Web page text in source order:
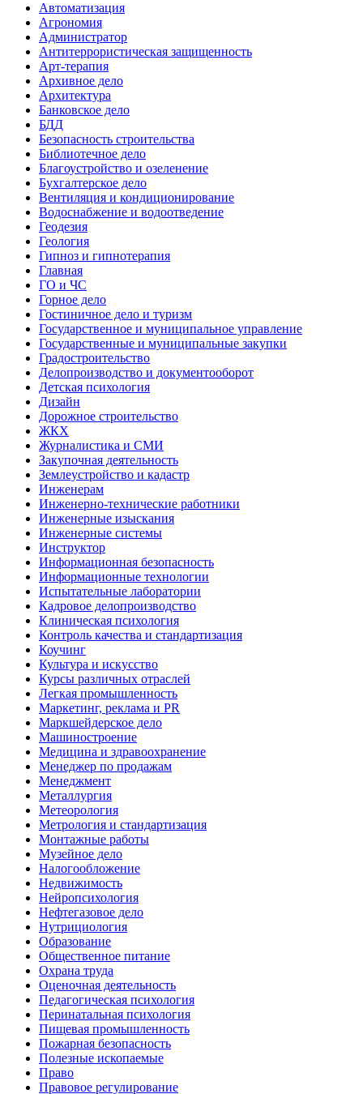
Автоматизация
Агрономия
Администратор
Антитеррористическая защищенность
Арт-терапия
Архивное дело
Архитектура
Банковское дело
БДД
Безопасность строительства
Библиотечное дело
Благоустройство и озеленение
Бухгалтерское дело
Вентиляция и кондиционирование
Водоснабжение и водоотведение
Геодезия
Геология
Гипноз и гипнотерапия
Главная
ГО и ЧС
Горное дело
Гостиничное дело и туризм
Государственное и муниципальное управление
Государственные и муниципальные закупки
Градостроительство
Делопроизводство и документооборот
Детская психология
Дизайн
Дорожное строительство
ЖКХ
Журналистика и СМИ
Закупочная деятельность
Землеустройство и кадастр
Инженерам
Инженерно-технические работники
Инженерные изыскания
Инженерные системы
Инструктор
Информационная безопасность
Информационные технологии
Испытательные лаборатории
Кадровое делопроизводство
Клиническая психология
Контроль качества и стандартизация
Коучинг
Культура и искусство
Курсы различных отраслей
Легкая промышленность
Маркетинг, реклама и PR
Маркшейдерское дело
Машиностроение
Медицина и здравоохранение
Менеджер по продажам
Менеджмент
Металлургия
Метеорология
Метрология и стандартизация
Монтажные работы
Музейное дело
Налогообложение
Недвижимость
Нейропсихология
Нефтегазовое дело
Нутрициология
Образование
Общественное питание
Охрана труда
Оценочная деятельность
Педагогическая психология
Перинатальная психология
Пищевая промышленность
Пожарная безопасность
Полезные ископаемые
Право
Правовое регулирование